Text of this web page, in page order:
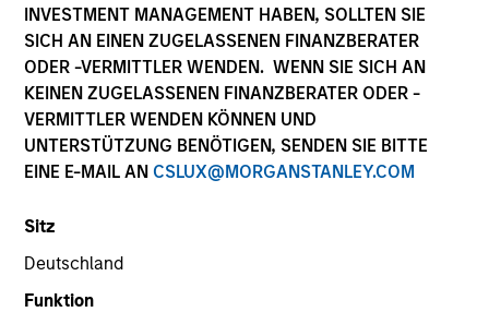
INVESTMENT MANAGEMENT HABEN, SOLLTEN SIE
SICH AN EINEN ZUGELASSENEN FINANZBERATER
ODER -VERMITTLER WENDEN. WENN SIE SICH AN
KEINEN ZUGELASSENEN FINANZBERATER ODER -
VERMITTLER WENDEN KÖNNEN UND
UNTERSTÜTZUNG BENÖTIGEN, SENDEN SIE BITTE
EINE E-MAIL AN CSLUX@MORGANSTANLEY.COM
Sitz
Deutschland
Funktion
Education
COUNTRY
China